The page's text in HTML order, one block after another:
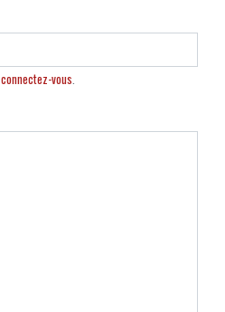
connectez-vous